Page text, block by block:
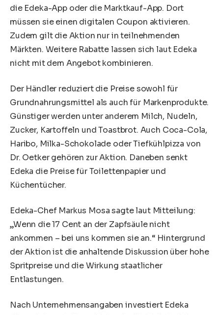
die Edeka-App oder die Marktkauf-App. Dort
müssen sie einen digitalen Coupon aktivieren.
Zudem gilt die Aktion nur in teilnehmenden
Märkten. Weitere Rabatte lassen sich laut Edeka
nicht mit dem Angebot kombinieren.
Der Händler reduziert die Preise sowohl für
Grundnahrungsmittel als auch für Markenprodukte.
Günstiger werden unter anderem Milch, Nudeln,
Zucker, Kartoffeln und Toastbrot. Auch Coca-Cola,
Haribo, Milka-Schokolade oder Tiefkühlpizza von
Dr. Oetker gehören zur Aktion. Daneben senkt
Edeka die Preise für Toilettenpapier und
Küchentücher.
Edeka-Chef Markus Mosa sagte laut Mitteilung:
„Wenn die 17 Cent an der Zapfsäule nicht
ankommen – bei uns kommen sie an.“ Hintergrund
der Aktion ist die anhaltende Diskussion über hohe
Spritpreise und die Wirkung staatlicher
Entlastungen.
Nach Unternehmensangaben investiert Edeka